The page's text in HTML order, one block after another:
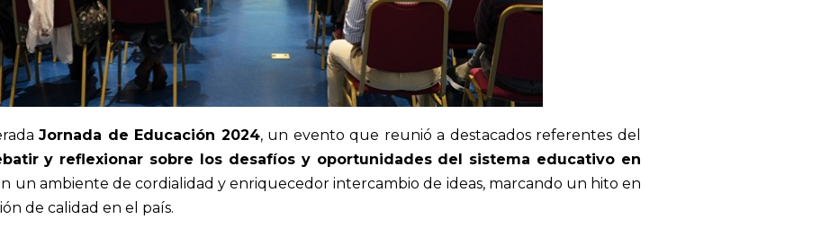
Jornada de Educación 2024, un evento que reunió a destacados referentes del
y reflexionar sobre los desafíos y oportunidades del sistema educativo en
un ambiente de cordialidad y enriquecedor intercambio de ideas, marcando un hito en
de calidad en el país.